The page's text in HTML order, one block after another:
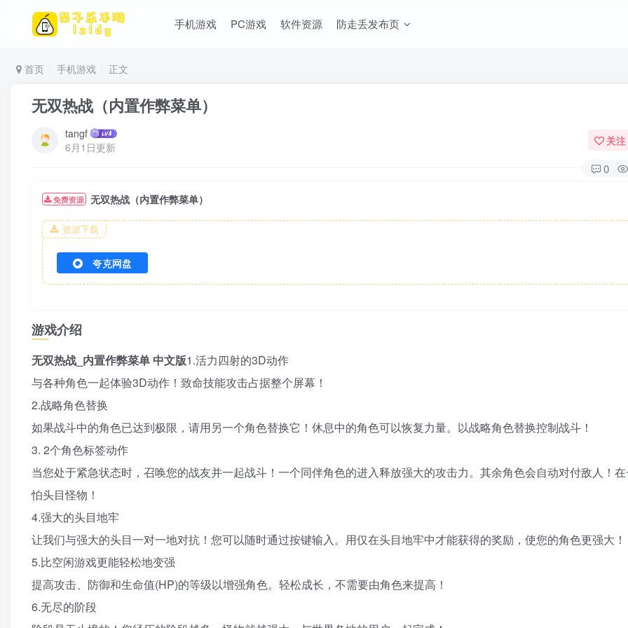
手机游戏 PC游戏 软件资源 防走丢发布页
首页 手机游戏 正文
无双热战（内置作弊菜单）
tangf
6月1日更新
关注
0
免费资源 无双热战（内置作弊菜单）
资源下载
夸克网盘
游戏介绍
无双热战_内置作弊菜单 中文版1.活力四射的3D动作
与各种角色一起体验3D动作！致命技能攻击占据整个屏幕！
2.战略角色替换
如果战斗中的角色已达到极限，请用另一个角色替换它！休息中的角色可以恢复力量。以战略角色替换控制战斗！
3. 2个角色标签动作
当您处于紧急状态时，召唤您的战友并一起战斗！一个同伴角色的进入释放强大的攻击力。其余角色会自动对付敌人！
怕头目怪物！
4.强大的头目地牢
让我们与强大的头目一对一地对抗！您可以随时通过按键输入。用仅在头目地牢中才能获得的奖励，使您的角色更强大！
5.比空闲游戏更能轻松地变强
提高攻击、防御和生命值(HP)的等级以增强角色。轻松成长，不需要由角色来提高！
6.无尽的阶段